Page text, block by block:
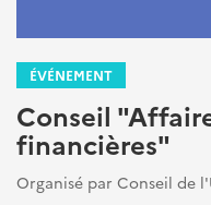
ÉVÉNEMENT
Conseil
financières"
Organisé par Conseil de